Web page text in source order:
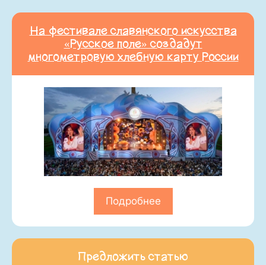
На фестивале славянского искусства
«Русское поле» создадут
многометровую хлебную карту России
Подробнее
Предложить статью